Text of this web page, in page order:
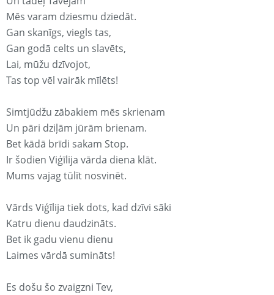
Mēs varam dziesmu dziedāt.
Gan skanīgs, viegls tas,
Gan godā celts un slavēts,
Lai, mūžu dzīvojot,
Tas top vēl vairāk mīlēts!
Simtjūdžu zābakiem mēs skrienam
Un pāri dziļām jūrām brienam.
Bet kādā brīdi sakam Stop.
Ir šodien Viģīlija vārda diena klāt.
Mums vajag tūlīt nosvinēt.
Vārds Viģīlija tiek dots, kad dzīvi sāki
Katru dienu daudzināts.
Bet ik gadu vienu dienu
Laimes vārdā sumināts!
Es došu šo zvaigzni Tev,